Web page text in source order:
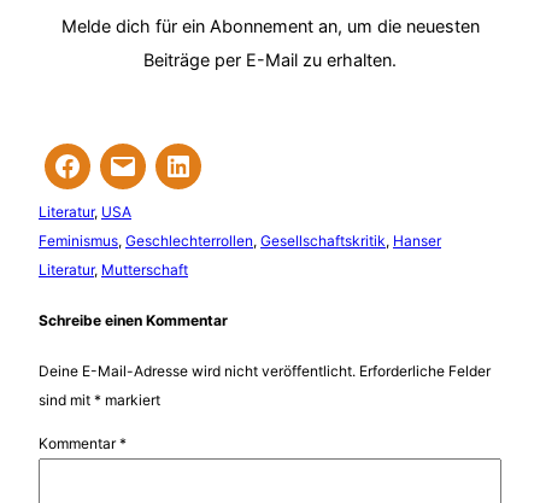
Melde dich für ein Abonnement an, um die neuesten
Beiträge per E-Mail zu erhalten.
Literatur, USA
Feminismus, Geschlechterrollen, Gesellschaftskritik, Hanser
Literatur, Mutterschaft
Schreibe einen Kommentar
Deine E-Mail-Adresse wird nicht veröffentlicht. Erforderliche Felder
sind mit * markiert
Kommentar*